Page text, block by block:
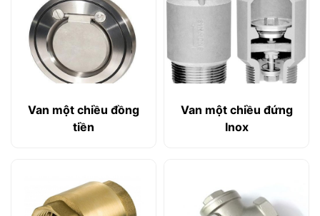
Van một chiều đồng
tiền
Van một chiều đứng
Inox